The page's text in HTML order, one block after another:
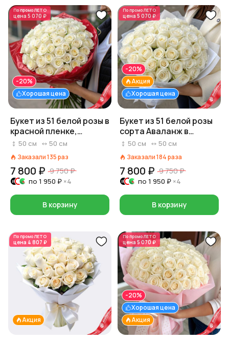
По промоЛЕТО
цена 5 070 ₽
Хорошая цена
-20%
Букет из 51 белой розы в
красной пленке,
Россия, 50 см
50 см 50 см
Заказали135раз
7 800 ₽ 9 750 ₽
по 1 950 ₽ ×4
В корзину
По промоЛЕТО
цена 5 070 ₽
Хорошая цена
Акция
-20%
Букет из 51 белой розы
сорта Аваланж в
элегантной пленке,
50 см 50 см
Заказали184раза
7 800 ₽ 9 750 ₽
по 1 950 ₽ ×4
В корзину
По промоЛЕТО
цена 4 807 ₽
Акция
По промоЛЕТО
цена 5 070 ₽
Акция
Хорошая цена
-20%